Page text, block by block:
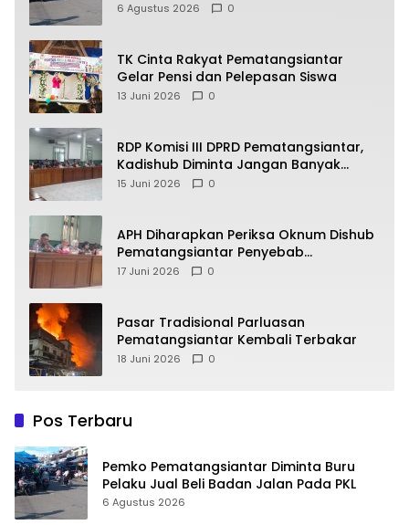
6 Agustus 2026 0
TK Cinta Rakyat Pematangsiantar
Gelar Pensi dan Pelepasan Siswa
13 Juni 2026 0
RDP Komisi III DPRD Pematangsiantar,
Kadishub Diminta Jangan Banyak
Alasan
15 Juni 2026 0
APH Diharapkan Periksa Oknum Dishub
Pematangsiantar Penyebab
Kebocoran PAD Retribusi Parkir
17 Juni 2026 0
Pasar Tradisional Parluasan
Pematangsiantar Kembali Terbakar
18 Juni 2026 0
Pos Terbaru
Pemko Pematangsiantar Diminta Buru
Pelaku Jual Beli Badan Jalan Pada PKL
6 Agustus 2026